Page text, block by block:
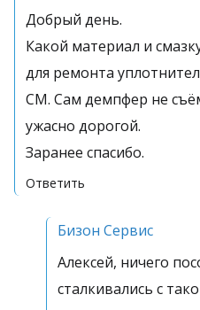
Добрый день.
Какой материал и
для ремонта
СМ. Сам демпфер не
ужасно дорогой.
Заранее спасибо.
Ответить
Бизон Сервис
Алексей, ничего
сталкивались с